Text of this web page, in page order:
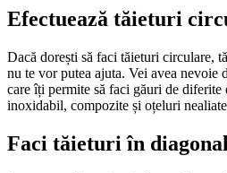
Efectuează tăieturi
Dacă dorești să faci tăieturi circulare,
nu te vor putea ajuta. Vei avea nevoie
care îți permite să faci găuri de
inoxidabil, compozite și oțeluri
Faci tăieturi în